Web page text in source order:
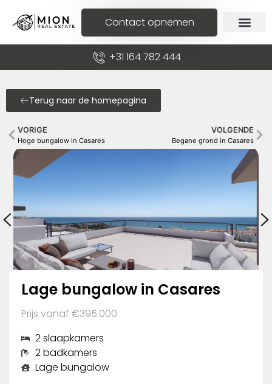
Contact opnemen
+31 164 782 444
Terug naar de homepagina
VORIGE
Hoge bungalow in Casares
VOLGENDE
Begane grond in Casares
Lage bungalow in Casares
Prijs vanaf €395.000
2 slaapkamers
2 badkamers
Lage bungalow